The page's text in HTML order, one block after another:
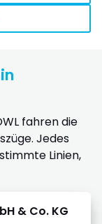
fahren die
Jedes
Linien,
& Co. KG